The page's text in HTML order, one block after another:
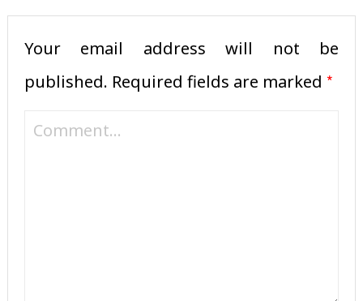
Your email address will not be
published. Required fields are marked *